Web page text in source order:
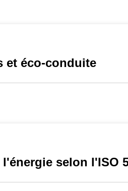
et éco-conduite
selon l'ISO